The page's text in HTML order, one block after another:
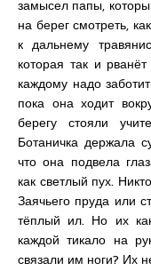
замысел папы,
на берег смотреть,
к дальнему
которая так и
каждому надо
пока она ходит
берегу стояли
Ботаничка держала
что она подвела
как светлый пух.
Заячьего пруда или
тёплый ил. Но их
каждой тикало на
связали им ноги? Их